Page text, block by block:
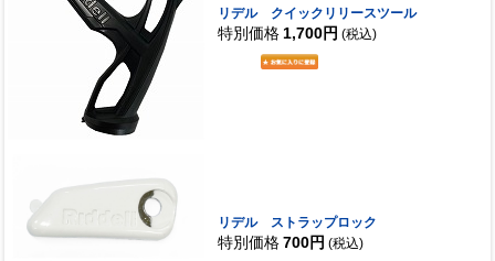
リデル クイックリリースツール
特別価格 1,700円 (税込)
リデル ストラップロック
特別価格 700円 (税込)